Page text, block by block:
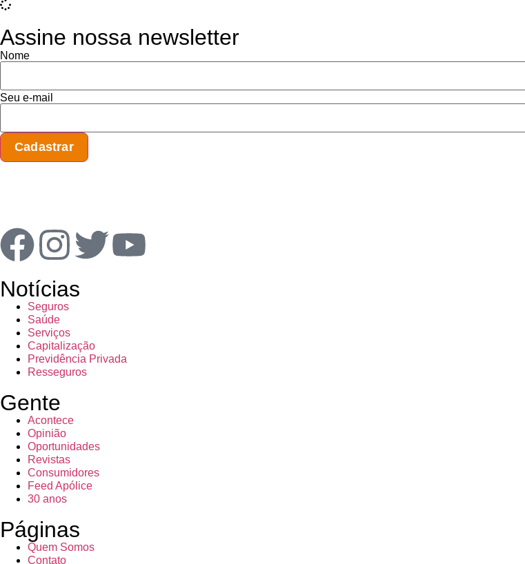
Assine nossa newsletter
Nome
Seu e-mail
Notícias
Seguros
Saúde
Serviços
Capitalização
Previdência Privada
Resseguros
Gente
Acontece
Opinião
Oportunidades
Revistas
Consumidores
Feed Apólice
30 anos
Páginas
Quem Somos
Contato